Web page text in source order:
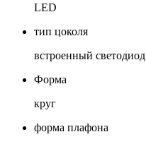
LED
тип цоколя
встроенный светодиод
Форма
круг
форма плафона